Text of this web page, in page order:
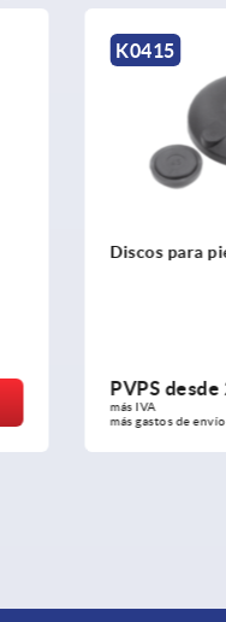
K0415
Discos para
PVPS desde
más IVA
más gastos de envío